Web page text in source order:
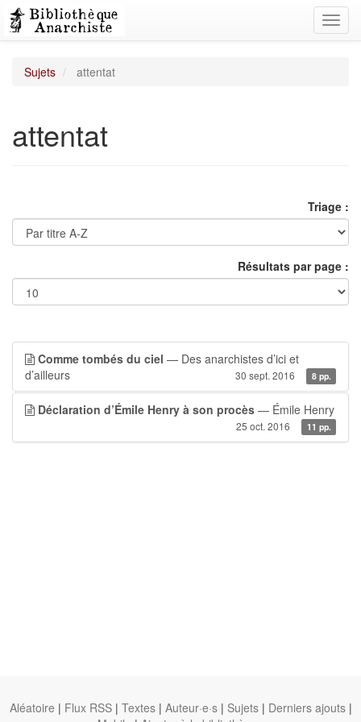
Sujets attentat
attentat
Triage :
Résultats par page :
Comme tombés du ciel — Des anarchistes d’ici et
d’ailleurs
30 sept. 2016 8 pp.
Déclaration d’Émile Henry à son procès — Émile Henry
25 oct. 2016 11 pp.
Aléatoire | Flux RSS | Textes | Auteur·e·s | Sujets | Derniers ajouts |